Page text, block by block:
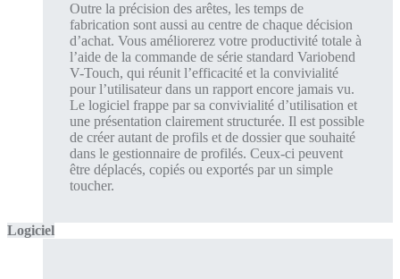
Outre la précision des arêtes, les temps de
fabrication sont aussi au centre de chaque décision
d’achat. Vous améliorerez votre productivité totale à
l’aide de la commande de série standard Variobend
V-Touch, qui réunit l’efficacité et la convivialité
pour l’utilisateur dans un rapport encore jamais vu.
Le logiciel frappe par sa convivialité d’utilisation et
une présentation clairement structurée. Il est possible
de créer autant de profils et de dossier que souhaité
dans le gestionnaire de profilés. Ceux-ci peuvent
être déplacés, copiés ou exportés par un simple
toucher.
Logiciel